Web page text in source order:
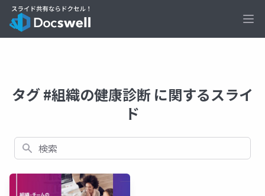
タグ #組織の健康診断 に関するスライ
ド
検索